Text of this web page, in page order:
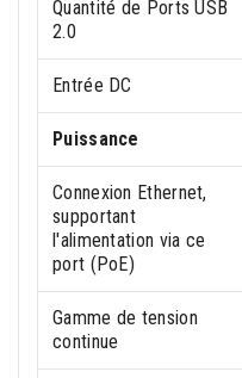
Quantité de Ports USB
2.0
Entrée DC
Puissance
Connexion Ethernet,
supportant
l'alimentation via ce
port (PoE)
Gamme de tension
continue